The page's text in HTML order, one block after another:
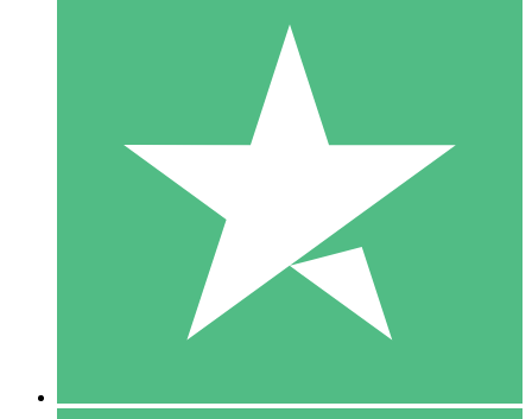
Individuella Kreditpaket
Betala per användning med nedladdningskrediter. Inget
1 Nedladdningar
10 00